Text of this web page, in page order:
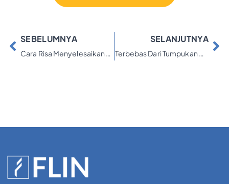
SEBELUMNYA
Cara Risa Menyelesaikan 3 Utang menjadi 1 Pintu dengan FLIN
SELANJUTNYA
Terbebas Dari Tumpukan Utang Bersama FLIN